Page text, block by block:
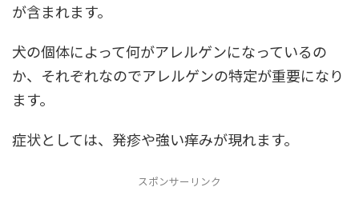
が含まれます。
犬の個体によって何がアレルゲンになっているの
か、それぞれなのでアレルゲンの特定が重要になり
ます。
症状としては、発疹や強い痒みが現れます。
スポンサーリンク